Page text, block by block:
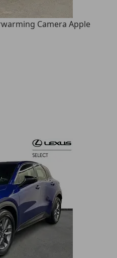
Camera Apple